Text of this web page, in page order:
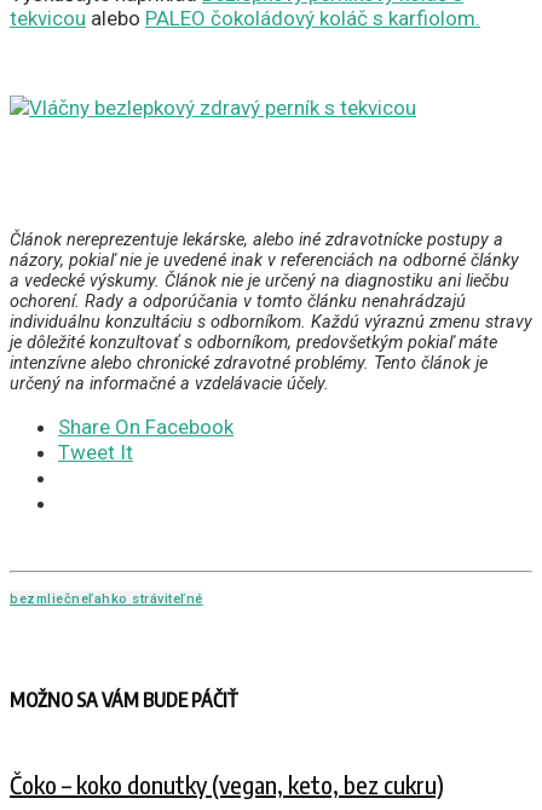
tekvicou alebo PALEO čokoládový koláč s karfiolom.
Článok nereprezentuje lekárske, alebo iné zdravotnícke postupy a
názory, pokiaľ nie je uvedené inak v referenciách na odborné články
a vedecké výskumy. Článok nie je určený na diagnostiku ani liečbu
ochorení. Rady a odporúčania v tomto článku nenahrádzajú
individuálnu konzultáciu s odborníkom. Každú výraznú zmenu stravy
je dôležité konzultovať s odborníkom, predovšetkým pokiaľ máte
intenzívne alebo chronické zdravotné problémy. Tento článok je
určený na informačné a vzdelávacie účely.
Share On Facebook
Tweet It
bezmliečneľahko stráviteľné
MOŽNO SA VÁM BUDE PÁČIŤ
Čoko – koko donutky (vegan, keto, bez cukru)